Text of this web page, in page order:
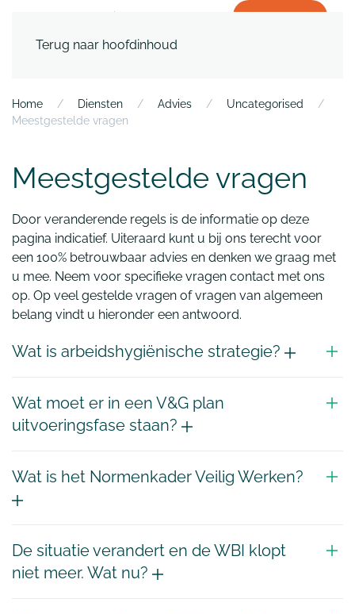
Terug naar hoofdinhoud
Home Diensten Advies
Uncategorised
Meestgestelde vragen
Meestgestelde vragen
Door veranderende regels is de informatie op deze
pagina indicatief. Uiteraard kunt u bij ons terecht voor
een 100% betrouwbaar advies en denken we graag met
u mee. Neem voor specifieke vragen contact met ons
op. Op veel gestelde vragen of vragen van algemeen
belang vindt u hieronder een antwoord.
Wat is arbeidshygiënische strategie?
Wat moet er in een V&G plan
uitvoeringsfase staan?
Wat is het Normenkader Veilig Werken?
De situatie verandert en de WBI klopt
niet meer. Wat nu?